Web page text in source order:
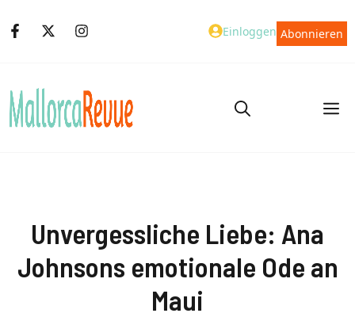
Zum
Inhalt
Einloggen Abonnieren
Unvergessliche Liebe: Ana
Johnsons emotionale Ode an
Maui